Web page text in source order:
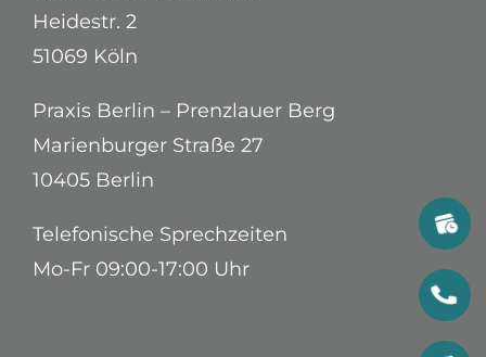
Heidestr. 2
51069 Köln
Praxis Berlin – Prenzlauer Berg
Marienburger Straße 27
10405 Berlin
Telefonische Sprechzeiten
Mo-Fr 09:00-17:00 Uhr